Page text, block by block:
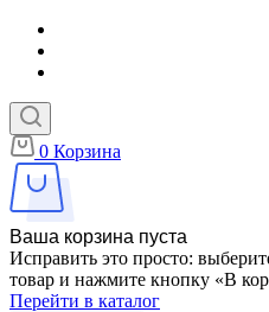
0 Корзина
Ваша корзина пуста
Исправить это просто:
товар и нажмите кнопку «В
Перейти в каталог